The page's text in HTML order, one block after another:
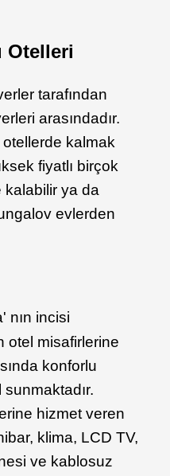
Otelleri
tarafından
arasındadır.
kalmak
fiyatlı birçok
kalabilir ya da
evlerden
nın incisi
otel misafirlerine
konforlu
hizmet veren
klima, LCD TV,
ve kablosuz